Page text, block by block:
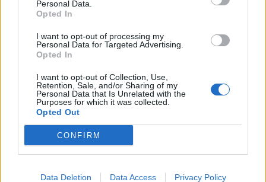
Personal Data.
Opted In
I want to opt-out of processing my
Personal Data for Targeted Advertising.
Opted In
I want to opt-out of Collection, Use,
Retention, Sale, and/or Sharing of my
Personal Data that Is Unrelated with the
Purposes for which it was collected.
Opted Out
CONFIRM
Data Deletion Data Access Privacy Policy
29/07/2026 - 12:10